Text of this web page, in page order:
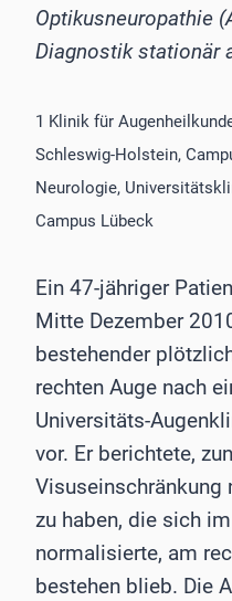
Optikusneuropathie
Diagnostik stationär
1 Klinik für
Schleswig-Holstein,
Neurologie,
Campus Lübeck
Ein 47-jähriger
Mitte Dezember
bestehender
rechten Auge nach
Universitäts-
vor. Er berichtete,
Visuseinschränkung
zu haben, die sich
normalisierte, am
bestehen blieb. Die